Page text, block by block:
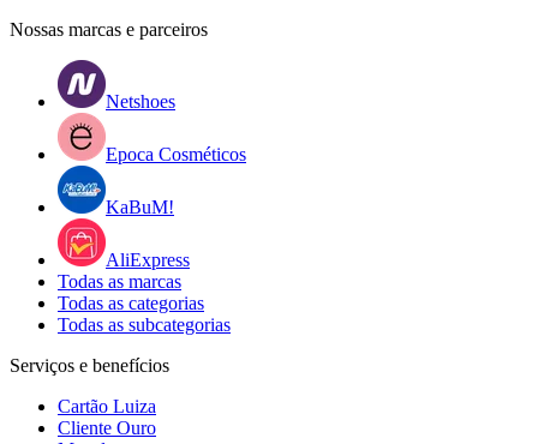
Nossas marcas e parceiros
Netshoes
Epoca Cosméticos
KaBuM!
AliExpress
Todas as marcas
Todas as categorias
Todas as subcategorias
Serviços e benefícios
Cartão Luiza
Cliente Ouro